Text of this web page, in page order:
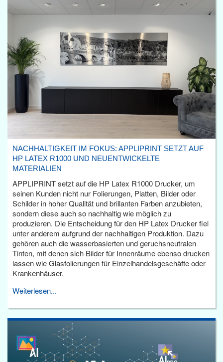
NACHHALTIGKEIT IM FOKUS: APPLIPRINT SETZT AUF
HP LATEX R1000 UND NEUENTWICKELTE
MATERIALIEN
APPLIPRINT setzt auf die HP Latex R1000 Drucker, um
seinen Kunden nicht nur Folierungen, Platten, Bilder oder
Schilder in hoher Qualität und brillanten Farben anzubieten,
sondern diese auch so nachhaltig wie möglich zu
produzieren. Die Entscheidung für den HP Latex Drucker fiel
unter anderem aufgrund der nachhaltigen Produktion. Dazu
gehören auch die wasserbasierten und geruchsneutralen
Tinten, mit denen sich Bilder für Innenräume ebenso drucken
lassen wie Glasfolierungen für Einzelhandelsgeschäfte oder
Krankenhäuser.
Weiterlesen...